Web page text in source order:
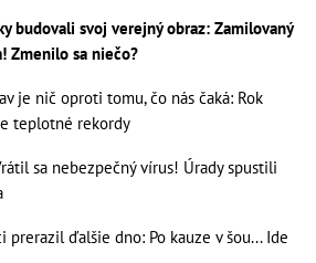
budovali svoj verejný obraz: Zamilovaný
Zmenilo sa niečo?
je nič oproti tomu, čo nás čaká: Rok
teplotné rekordy
sa nebezpečný vírus! Úrady spustili
prerazil ďalšie dno: Po kauze v šou... Ide